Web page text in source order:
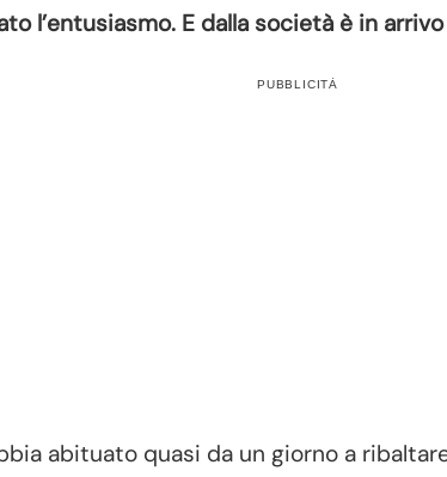
l’entusiasmo. E dalla società è in
PUBBLICITÀ
abituato quasi da un giorno a